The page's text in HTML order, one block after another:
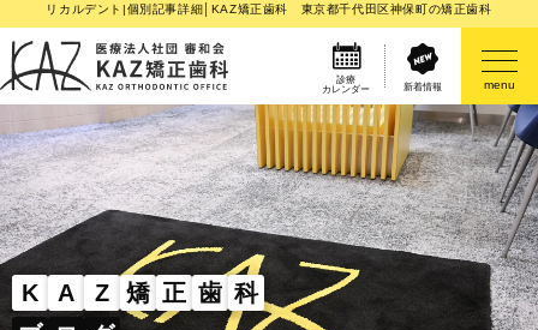
リカルデント|個別記事詳細│KAZ矯正歯科 東京都千代田区神保町の矯正歯科
診療
カレンダー
新着情報 menu
K A Z 矯 正 歯 科
医院案内
矯正歯科治療のご案内
矯正装置のご紹介